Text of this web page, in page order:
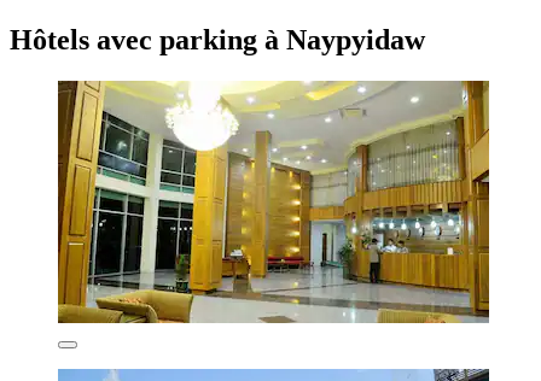
Hôtels avec parking à Naypyidaw